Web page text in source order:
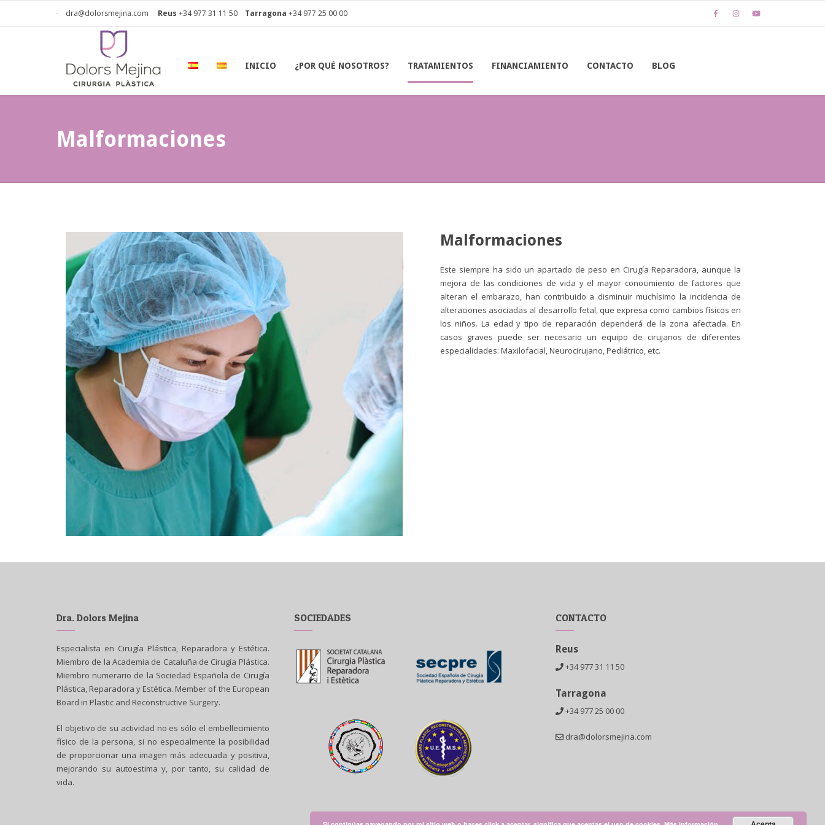
dra@dolorsmejina.com Reus +34 977 31 11 50 Tarragona +34 977 25 00 00
INICIO ¿POR QUÉ NOSOTROS? TRATAMIENTOS FINANCIAMIENTO CONTACTO BLOG
Malformaciones
Malformaciones
Este siempre ha sido un apartado de peso en Cirugía Reparadora, aunque la
mejora de las condiciones de vida y el mayor conocimiento de factores que
alteran el embarazo, han contribuido a disminuir muchísimo la incidencia de
alteraciones asociadas al desarrollo fetal, que expresa como cambios físicos en
los niños. La edad y tipo de reparación dependerá de la zona afectada. En
casos graves puede ser necesario un equipo de cirujanos de diferentes
especialidades: Maxilofacial, Neurocirujano, Pediátrico, etc.
Dra. Dolors Mejina
Especialista en Cirugía Plástica, Reparadora y Estética.
Miembro de la Academia de Cataluña de Cirugía Plástica.
Miembro numerario de la Sociedad Española de Cirugía
Plástica, Reparadora y Estética. Member of the European
Board in Plastic and Reconstructive Surgery.
El objetivo de su actividad no es sólo el embellecimiento
físico de la persona, si no especialmente la posibilidad
de proporcionar una imagen más adecuada y positiva,
mejorando su autoestima y, por tanto, su calidad de
vida.
SOCIEDADES CONTACTO
Reus
+34 977 31 11 50
Tarragona
+34 977 25 00 00
dra@dolorsmejina.com